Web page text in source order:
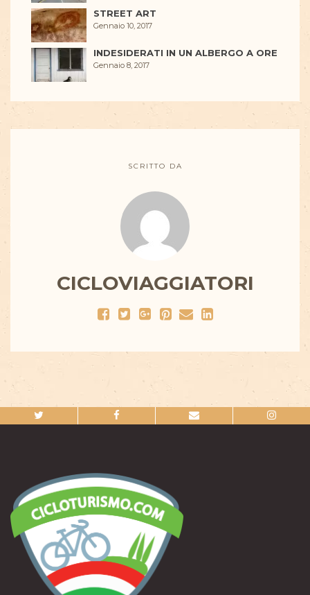
STREET ART
Gennaio 10, 2017
INDESIDERATI IN UN ALBERGO A ORE
Gennaio 8, 2017
SCRITTO DA
CICLOVIAGGIATORI